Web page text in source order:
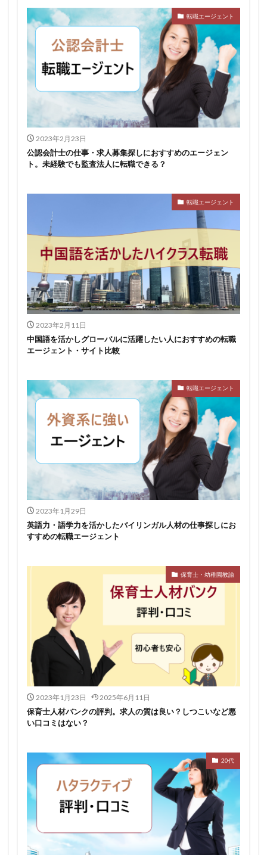
転職エージェント
2023年2月23日
公認会計士の仕事・求人募集探しにおすすめのエージェン
ト。未経験でも監査法人に転職できる？
転職エージェント
2023年2月11日
中国語を活かしグローバルに活躍したい人におすすめの転職
エージェント・サイト比較
転職エージェント
2023年1月29日
英語力・語学力を活かしたバイリンガル人材の仕事探しにお
すすめの転職エージェント
保育士・幼稚園教諭
2023年1月23日 2025年6月11日
保育士人材バンクの評判。求人の質は良い？しつこいなど悪
い口コミはない？
20代